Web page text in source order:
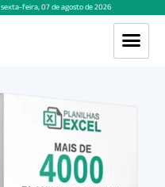
sexta-feira,07deagostode2026